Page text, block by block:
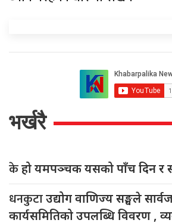
भर्खरै
केहो यमपञ्चक यसको पाँच दिन र
धनकुटाउद्योग वाणिज्य सङ्घले
कार्यसमितिको उपलब्धि विवरण ,